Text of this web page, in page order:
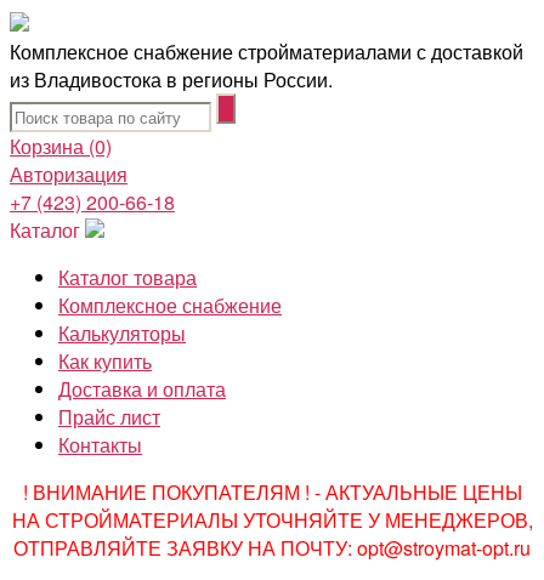
Комплексное снабжение стройматериалами с доставкой
из Владивостока в регионы России.
Корзина (0)
Авторизация
+7 (423) 200-66-18
Каталог
Каталог товара
Комплексное снабжение
Калькуляторы
Как купить
Доставка и оплата
Прайс лист
Контакты
! ВНИМАНИЕ ПОКУПАТЕЛЯМ ! - АКТУАЛЬНЫЕ ЦЕНЫ
НА СТРОЙМАТЕРИАЛЫ УТОЧНЯЙТЕ У МЕНЕДЖЕРОВ,
ОТПРАВЛЯЙТЕ ЗАЯВКУ НА ПОЧТУ: opt@stroymat-opt.ru